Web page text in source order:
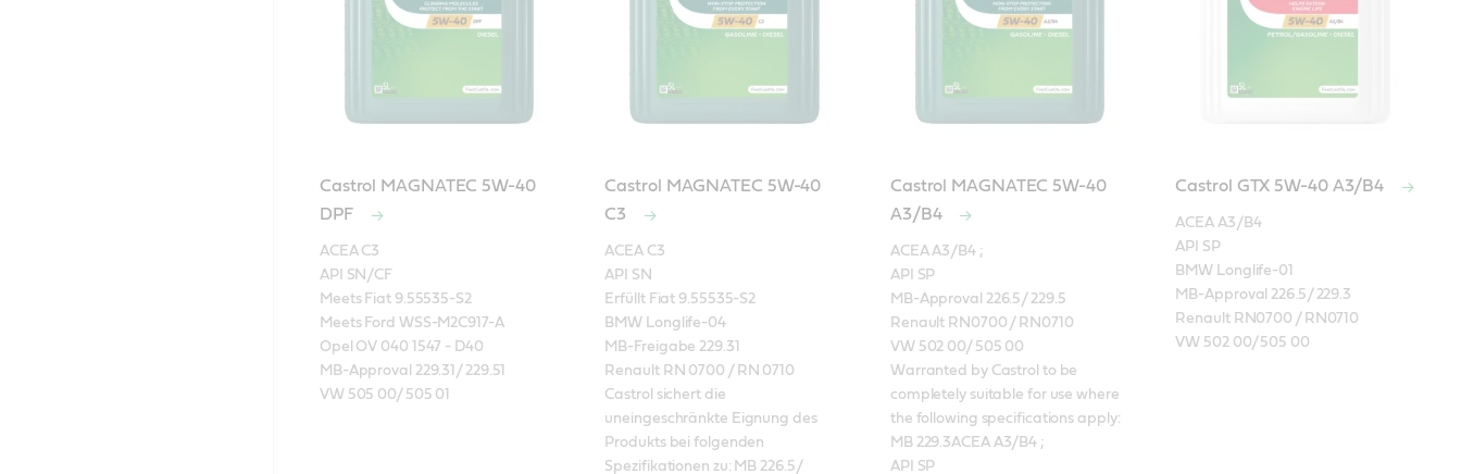
Castrol MAGNATEC 5W-40
DPF
ACEA C3
API SN/CF
Meets Fiat 9.55535-S2
Meets Ford WSS-M2C917-A
Opel OV 040 1547 - D40
MB-Approval 229.31/ 229.51
VW 505 00/ 505 01
Castrol MAGNATEC 5W-40
C3
ACEA C3
API SN
Erfüllt Fiat 9.55535-S2
BMW Longlife-04
MB-Freigabe 229.31
Renault RN 0700 / RN 0710
Castrol sichert die
uneingeschränkte Eignung des
Produkts bei folgenden
Spezifikationen zu: MB 226.5/
Castrol MAGNATEC 5W-40
A3/B4
ACEA A3/B4 ;
API SP
MB-Approval 226.5/ 229.5
Renault RN0700 / RN0710
VW 502 00/ 505 00
Warranted by Castrol to be
completely suitable for use where
the following specifications apply:
MB 229.3ACEA A3/B4 ;
API SP
Castrol GTX 5W-40 A3/B4
ACEA A3/B4
API SP
BMW Longlife-01
MB-Approval 226.5/ 229.3
Renault RN0700 / RN0710
VW 502 00/ 505 00